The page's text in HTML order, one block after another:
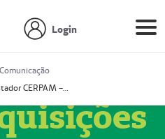
Login
Comunicação
Prestador CERPAM – Centro de Reabilitação S/S Ltda-ME (52004274-8)